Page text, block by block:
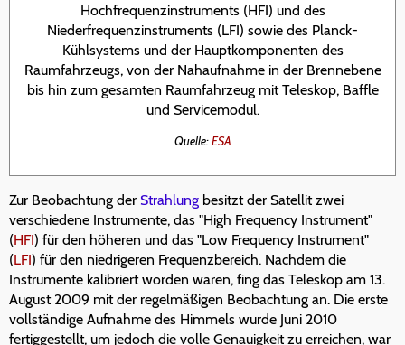
Hochfrequenzinstruments (HFI) und des
Niederfrequenzinstruments (LFI) sowie des Planck-
Kühlsystems und der Hauptkomponenten des
Raumfahrzeugs, von der Nahaufnahme in der Brennebene
bis hin zum gesamten Raumfahrzeug mit Teleskop, Baffle
und Servicemodul.
Quelle:ESA
Zur Beobachtung der Strahlung besitzt der Satellit zwei
verschiedene Instrumente, das "High Frequency Instrument"
(HFI) für den höheren und das "Low Frequency Instrument"
(LFI) für den niedrigeren Frequenzbereich. Nachdem die
Instrumente kalibriert worden waren, fing das Teleskop am 13.
August 2009 mit der regelmäßigen Beobachtung an. Die erste
vollständige Aufnahme des Himmels wurde Juni 2010
fertiggestellt, um jedoch die volle Genauigkeit zu erreichen, war